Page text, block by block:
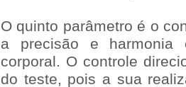
O quinto parâmetro é o
a precisão e harmonia
corporal. O controle
do teste, pois a sua